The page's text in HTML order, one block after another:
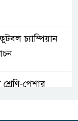
চ্যাম্পিয়ান
শ্রেণি-পেশার